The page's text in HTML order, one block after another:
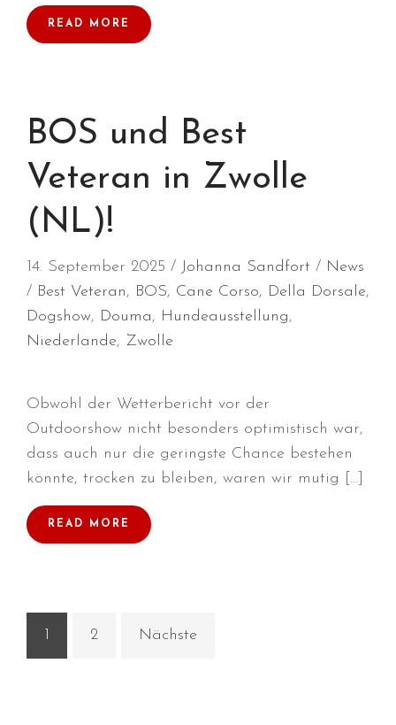
April 2021
März 2021
Februar 2020
READ MORE
BOS und Best
Veteran in Zwolle
(NL)!
14. September 2025 Johanna Sandfort
News
Best Veteran, BOS, Cane Corso, Della Dorsale,
Dogshow, Douma, Hundeausstellung,
Niederlande, Zwolle
Obwohl der Wetterbericht vor der
Outdoorshow nicht besonders optimistisch war,
dass auch nur die geringste Chance bestehen
könnte, trocken zu bleiben, waren wir mutig […]
READ MORE
1 2 Nächste